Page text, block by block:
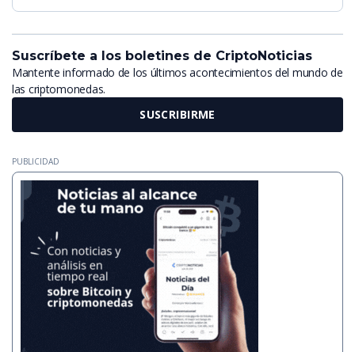
Suscríbete a los boletines de CriptoNoticias
Mantente informado de los últimos acontecimientos del mundo de
las criptomonedas.
SUSCRIBIRME
PUBLICIDAD